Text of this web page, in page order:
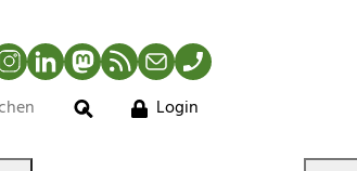
Instagram
LinkedInMastodonRSS-Newsfeed
MailTelefon
Login